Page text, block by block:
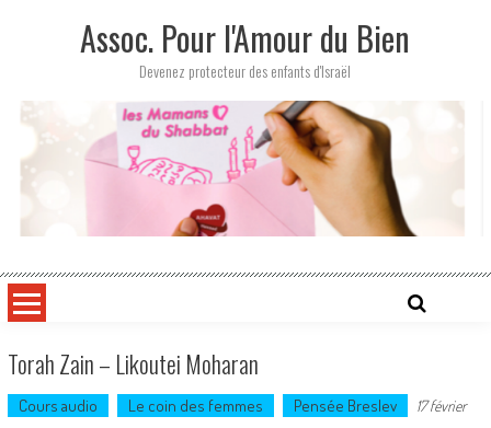
Assoc. Pour l'Amour du Bien
Devenez protecteur des enfants d'Israël
Torah Zain – Likoutei Moharan
Cours audio Le coin des femmes Pensée Breslev
17 février